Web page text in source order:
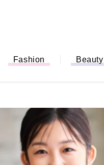
Fashion Beauty